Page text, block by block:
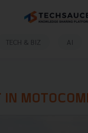
TECH & BIZ AI
IN